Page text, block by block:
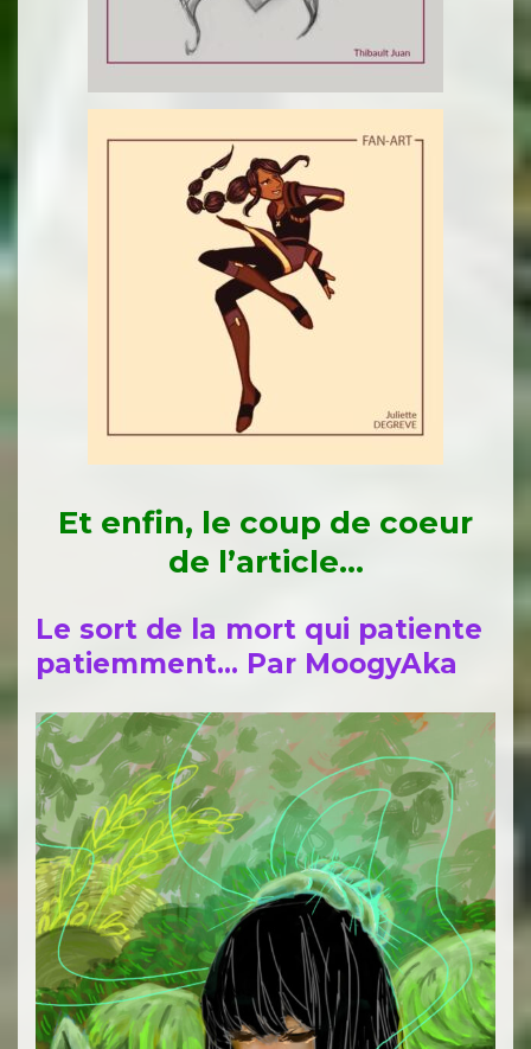
Et enfin, le coup de coeur
de l’article…
Le sort de la mort qui patiente
patiemment… Par MoogyAka